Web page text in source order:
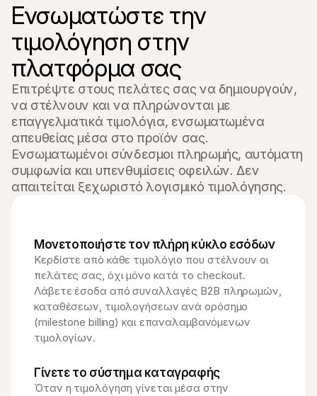
Ποσό
1,00
Τιμή
€0,00
Προσθέστε είδος
Ενσωματώστε την
τιμολόγηση στην
πλατφόρμα σας
Επιτρέψτε στους πελάτες σας να δημιουργούν,
να στέλνουν και να πληρώνονται με
επαγγελματικά τιμολόγια, ενσωματωμένα
απευθείας μέσα στο προϊόν σας.
Ενσωματωμένοι σύνδεσμοι πληρωμής, αυτόματη
συμφωνία και υπενθυμίσεις οφειλών. Δεν
απαιτείται ξεχωριστό λογισμικό τιμολόγησης.
Μονετοποιήστε τον πλήρη κύκλο εσόδων
Κερδίστε από κάθε τιμολόγιο που στέλνουν οι
πελάτες σας, όχι μόνο κατά το checkout.
Λάβετε έσοδα από συναλλαγές B2B πληρωμών,
καταθέσεων, τιμολογήσεων ανά ορόσημο
(milestone billing) και επαναλαμβανόμενων
τιμολογίων.
Γίνετε το σύστημα καταγραφής
Όταν η τιμολόγηση γίνεται μέσα στην